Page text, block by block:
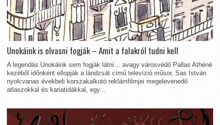
Unokáink is olvasni fogják – Amit a falakról tudni kell
A legendás Unokáink sem fogják látni… avagy városvédő Pallas Athéné
kezéből időnként ellopják a lándzsát című televízió műsor, Sas István
nyolcvanas évekbeli korszakalkotó reklámfilmjei megelevenedő
atlaszokkal és kariatidákkal, egy...